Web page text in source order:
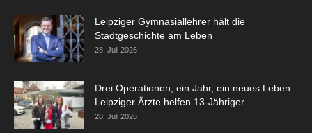
Leipziger Gymnasiallehrer hält die
Stadtgeschichte am Leben
28. Juli 2026
Drei Operationen, ein Jahr, ein neues Leben:
Leipziger Ärzte helfen 13-Jähriger...
28. Juli 2026